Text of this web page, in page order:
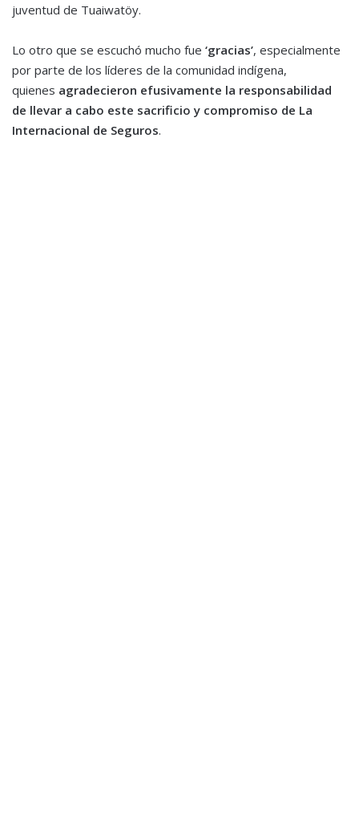
juventud de Tuaiwatöy.
Lo otro que se escuchó mucho fue ‘gracias’, especialmente
por parte de los líderes de la comunidad indígena,
quienes agradecieron efusivamente la responsabilidad
de llevar a cabo este sacrificio y compromiso de La
Internacional de Seguros.